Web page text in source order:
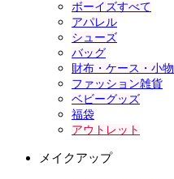
ボーイズすべて
アパレル
シューズ
バッグ
財布・ケース・小物
ファッション雑貨
ベビーグッズ
福袋
アウトレット
メイクアップ